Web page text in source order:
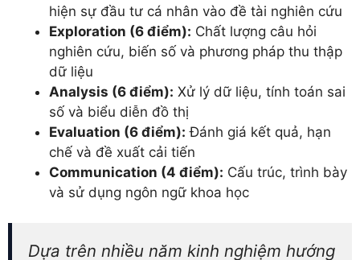
hiện sự đầu tư cá nhân vào đề tài nghiên cứu
Exploration (6 điểm): Chất lượng câu hỏi
nghiên cứu, biến số và phương pháp thu thập
dữ liệu
Analysis (6 điểm): Xử lý dữ liệu, tính toán sai
số và biểu diễn đồ thị
Evaluation (6 điểm): Đánh giá kết quả, hạn
chế và đề xuất cải tiến
Communication (4 điểm): Cấu trúc, trình bày
và sử dụng ngôn ngữ khoa học
Dựa trên nhiều năm kinh nghiệm hướng